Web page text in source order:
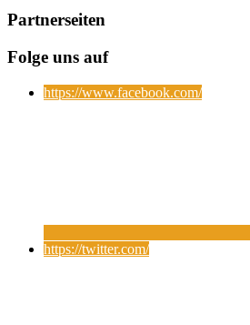
Partnerseiten
Folge uns auf
https://www.facebook.com/
https://twitter.com/